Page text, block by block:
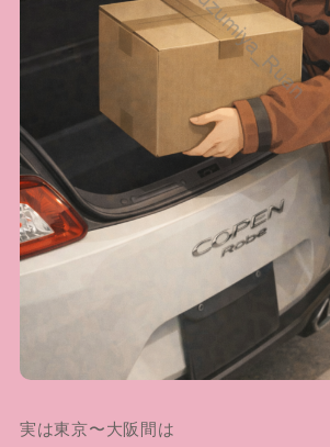
実は東京〜大阪間は